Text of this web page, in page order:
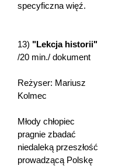
specyficzna więź.
13) "Lekcja historii"
/20 min./ dokument
Reżyser: Mariusz
Kolmec
Młody chłopiec
pragnie zbadać
niedaleką przeszłość
prowadzącą Polskę